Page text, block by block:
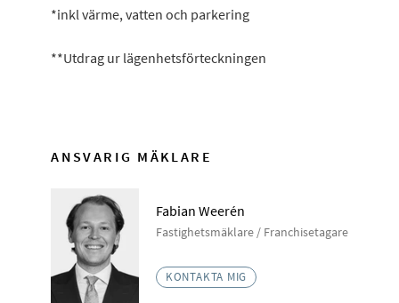
*inkl värme, vatten och parkering
**Utdrag ur lägenhetsförteckningen
ANSVARIG MÄKLARE
Fabian Weerén
Fastighetsmäklare / Franchisetagare
KONTAKTA MIG